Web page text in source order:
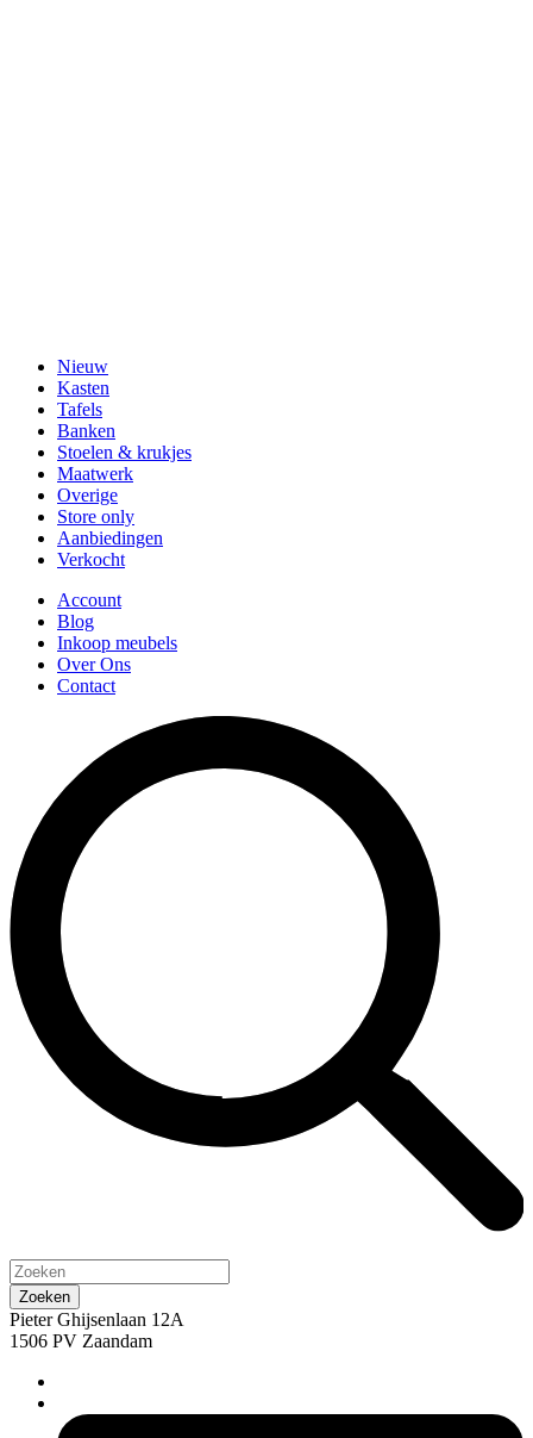
Nieuw
Kasten
Tafels
Banken
Stoelen & krukjes
Maatwerk
Overige
Store only
Aanbiedingen
Verkocht
Account
Blog
Inkoop meubels
Over Ons
Contact
Pieter Ghijsenlaan 12A
1506 PV Zaandam